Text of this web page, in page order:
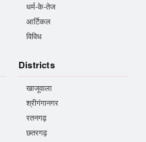
धर्म-के-तेज
आर्टिकल
विविध
Districts
खाजूवाला
श्रीगंगानगर
रतनगढ़
छतरगढ़